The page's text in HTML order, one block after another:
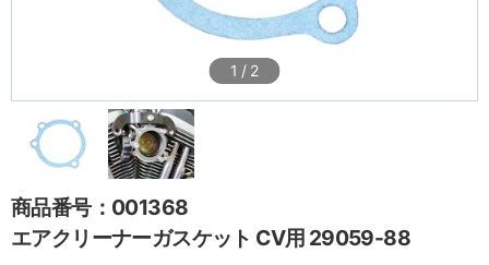
1 / 2
商品番号：001368
エアクリーナーガスケット CV用 29059-88